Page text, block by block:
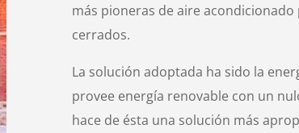
más pioneras de aire
cerrados.
La solución adoptada ha sido la
provee energía renovable con un
hace de ésta una solución más